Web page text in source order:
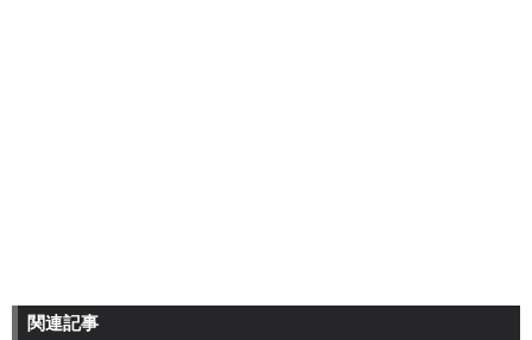
関連記事